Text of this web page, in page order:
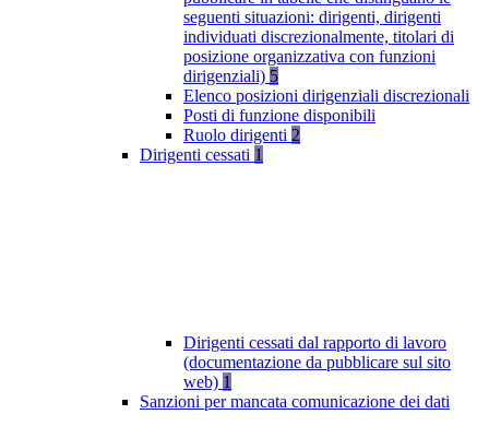
seguenti situazioni: dirigenti, dirigenti
individuati discrezionalmente, titolari di
posizione organizzativa con funzioni
dirigenziali) 5
Elenco posizioni dirigenziali discrezionali
Posti di funzione disponibili
Ruolo dirigenti 2
Dirigenti cessati 1
Dirigenti cessati dal rapporto di lavoro
(documentazione da pubblicare sul sito
web) 1
Sanzioni per mancata comunicazione dei dati